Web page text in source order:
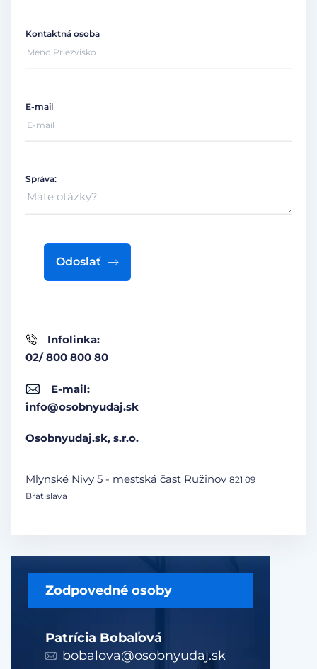
Zodpovedné osoby
Patrícia Bobaľová
bobalova@osobnyudaj.sk
Infolinka:
02/ 800 800 80
E-mail:
info@osobnyudaj.sk
Osobnyudaj.sk, s.r.o.
Mlynské Nivy 5 - mestská časť Ružinov 821 09
Bratislava
Kontaktná osoba
E-mail
Správa:
Odoslať